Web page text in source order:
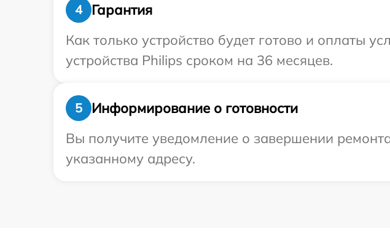
4
Гарантия
Как только устройство будет готово и оплаты
устройства Philips сроком на 36 месяцев.
5
Информирование о готовности
Вы получите уведомление о завершении
указанному адресу.